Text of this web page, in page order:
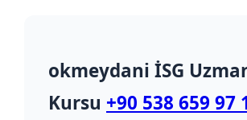
okmeydani İSG
Kursu +90 538 659 97